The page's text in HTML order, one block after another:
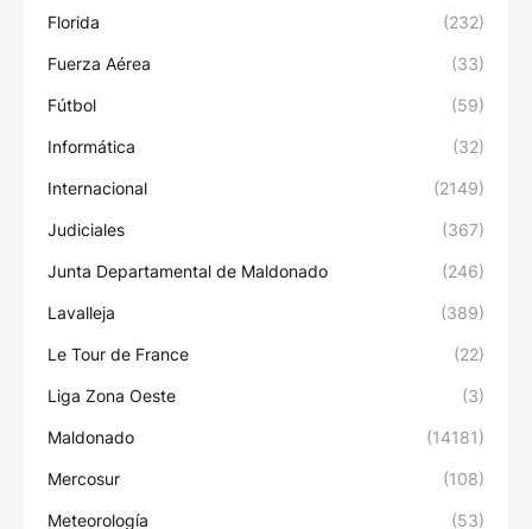
Florida (232)
Fuerza Aérea (33)
Fútbol (59)
Informática (32)
Internacional (2149)
Judiciales (367)
Junta Departamental de Maldonado (246)
Lavalleja (389)
Le Tour de France (22)
Liga Zona Oeste (3)
Maldonado (14181)
Mercosur (108)
Meteorología (53)